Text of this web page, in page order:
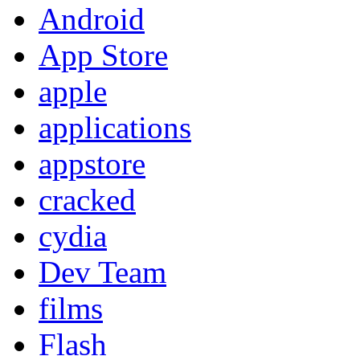
Android
App Store
apple
applications
appstore
cracked
cydia
Dev Team
films
Flash